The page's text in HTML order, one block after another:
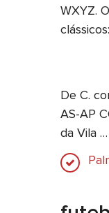
WXYZ.
De C.
AS-AP
da Vila …